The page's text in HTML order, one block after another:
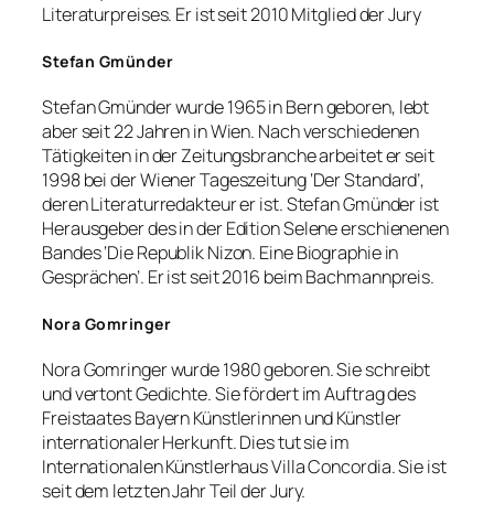
Literaturpreises. Er ist seit 2010 Mitglied der Jury
Stefan Gmünder
Stefan Gmünder wurde 1965 in Bern geboren, lebt
aber seit 22 Jahren in Wien. Nach verschiedenen
Tätigkeiten in der Zeitungsbranche arbeitet er seit
1998 bei der Wiener Tageszeitung ‘Der Standard’,
deren Literaturredakteur er ist. Stefan Gmünder ist
Herausgeber des in der Edition Selene erschienenen
Bandes ‘Die Republik Nizon. Eine Biographie in
Gesprächen’. Er ist seit 2016 beim Bachmannpreis.
Nora Gomringer
Nora Gomringer wurde 1980 geboren. Sie schreibt
und vertont Gedichte. Sie fördert im Auftrag des
Freistaates Bayern Künstlerinnen und Künstler
internationaler Herkunft. Dies tut sie im
Internationalen Künstlerhaus Villa Concordia. Sie ist
seit dem letzten Jahr Teil der Jury.